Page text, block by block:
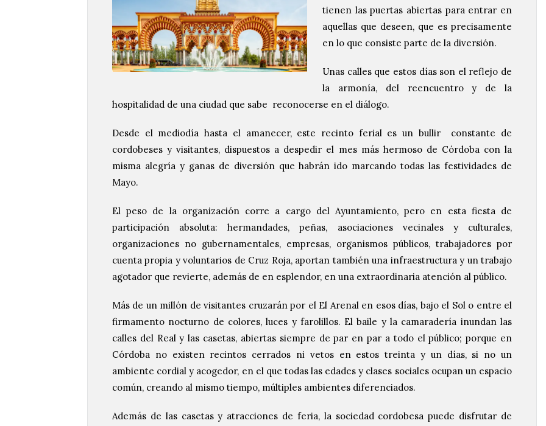
tienen las puertas abiertas para entrar en
aquellas que deseen, que es precisamente
en lo que consiste parte de la diversión.
Unas calles que estos días son el reflejo de
la armonía, del reencuentro y de la
hospitalidad de una ciudad que sabe reconocerse en el diálogo.
Desde el mediodía hasta el amanecer, este recinto ferial es un bullir constante de
cordobeses y visitantes, dispuestos a despedir el mes más hermoso de Córdoba con la
misma alegría y ganas de diversión que habrán ido marcando todas las festividades de
Mayo.
El peso de la organización corre a cargo del Ayuntamiento, pero en esta fiesta de
participación absoluta: hermandades, peñas, asociaciones vecinales y culturales,
organizaciones no gubernamentales, empresas, organismos públicos, trabajadores por
cuenta propia y voluntarios de Cruz Roja, aportan también una infraestructura y un trabajo
agotador que revierte, además de en esplendor, en una extraordinaria atención al público.
Más de un millón de visitantes cruzarán por el El Arenal en esos días, bajo el Sol o entre el
firmamento nocturno de colores, luces y farolillos. El baile y la camaradería inundan las
calles del Real y las casetas, abiertas siempre de par en par a todo el público; porque en
Córdoba no existen recintos cerrados ni vetos en estos treinta y un días, si no un
ambiente cordial y acogedor, en el que todas las edades y clases sociales ocupan un espacio
común, creando al mismo tiempo, múltiples ambientes diferenciados.
Además de las casetas y atracciones de feria, la sociedad cordobesa puede disfrutar de